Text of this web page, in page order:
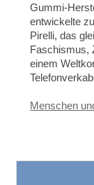
Gummi-
entwickelte
Pirelli, das
Faschismus,
einem
Menschen